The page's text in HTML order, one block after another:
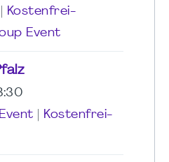
Kostenfrei-
Event
Kostenfrei-